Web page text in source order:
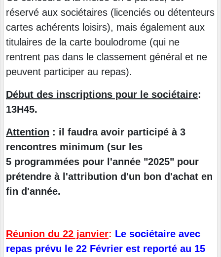
réservé aux sociétaires (licenciés ou détenteurs
cartes achérents loisirs), mais également aux
titulaires de la carte boulodrome (qui ne
rentrent pas dans le classement général et ne
peuvent participer au repas).
Début des inscriptions pour le sociétaire:
13H45.
Attention : il faudra avoir participé à 3
rencontres minimum (sur les
5 programmées pour l'année "2025" pour
prétendre à l'attribution d'un bon d'achat en
fin d'année.
Réunion du 22 janvier: Le sociétaire avec
repas prévu le 22 Février est reporté au 15